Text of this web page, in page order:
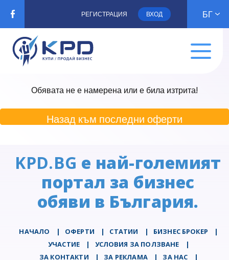
РЕГИСТРАЦИЯ ВХОД БГ
Обявата не е намерена или е била изтрита!
Назад към последни оферти
KPD.BG е най-големият
портал за бизнес
обяви в България.
НАЧАЛО | ОФЕРТИ | СТАТИИ | БИЗНЕС БРОКЕР
|
УЧАСТИЕ
| УСЛОВИЯ ЗА ПОЛЗВАНЕ
|
ЗА КОНТАКТИ
| ЗА РЕКЛАМА | ЗА НАС
|